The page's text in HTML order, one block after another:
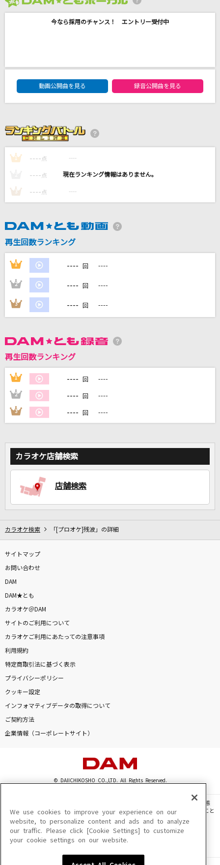
Orangestar feat.IA
会いにKiTE!(2025 9人 ver.)
iLiFE!
月を見ていた(ビデオクリップバージョン)
もっと見る
カラオケ最新情報をチェック！
DAMに会員登録・ログインして
カラオケをもっと楽しもう！
家族や友達と一緒に！練習にも！
今なら採用のチャンス！ エントリー受付中
DAM★ともボーカルエントリーランキング
動画公開曲を見る
録音公開曲を見る
1 ---- 点 ----
---- 点 ----
3 ---- 点 ----
再生回数ランキング
1 ---- 回 ----
2 ---- 回 ----
3 ---- 回 ----
再生回数ランキング
1 ---- 回 ----
2 ---- 回 ----
3 ---- 回 ----
カラオケ店舗検索
店舗検索
カラオケ検索 「[プロオケ]残波」の詳細
サイトマップ
お問い合わせ
DAM
DAM★とも
カラオケ＠DAM
サイトのご利用について
カラオケご利用にあたっての注意事項
利用規約
特定商取引法に基づく表示
プライバシーポリシー
クッキー設定
インフォマティブデータの取得について
ご契約方法
企業情報（コーポレートサイト）
© DAIICHIKOSHO CO.,LTD. All Rights Reserved.
このサイトに掲載されている一切の文章・画像・写真・動画・音声等を、手段や形態
を問わず、著作権法の定める範囲を超えて無断で複製、転載、ファイル化などすること
を禁じます。
楽曲及びコンテンツは、機種によりご利用いただけない場合があります。
楽曲及びコンテンツの配信日、配信内容が変更になる場合があります。
We use cookies to improve your experience on our
website, to personalize content and ads and to analyze
our traffic. Please click [Cookie Settings] to customize
your cookie settings on our website.